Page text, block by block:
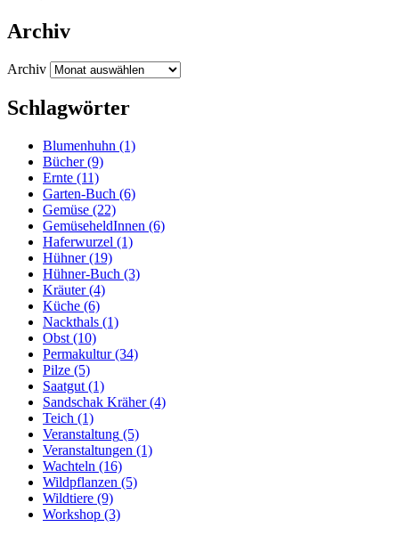
Archiv
Archiv
Schlagwörter
Blumenhuhn (1)
Bücher(9)
Ernte (11)
Garten-Buch (6)
Gemüse (22)
GemüseheldInnen (6)
Haferwurzel (1)
Hühner(19)
Hühner-Buch (3)
Kräuter(4)
Küche (6)
Nackthals (1)
Obst (10)
Permakultur(34)
Pilze (5)
Saatgut (1)
Sandschak Kräher(4)
Teich (1)
Veranstaltung (5)
Veranstaltungen (1)
Wachteln (16)
Wildpflanzen (5)
Wildtiere (9)
Workshop (3)